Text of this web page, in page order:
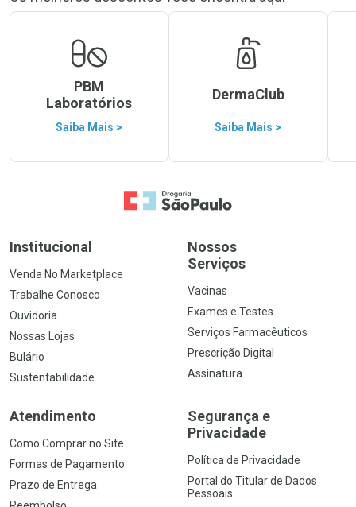
PBM
Laboratórios
Saiba Mais >
DermaClub
Saiba Mais >
Ir para a Home
Institucional
Venda No Marketplace
Trabalhe Conosco
Ouvidoria
Nossas Lojas
Bulário
Sustentabilidade
Nossos
Serviços
Vacinas
Exames e Testes
Serviços Farmacêuticos
Prescrição Digital
Assinatura
Atendimento
Como Comprar no Site
Formas de Pagamento
Prazo de Entrega
Segurança e
Privacidade
Política de Privacidade
Portal do Titular de Dados
Pessoais